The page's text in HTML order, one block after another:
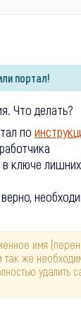
портал!
Что делать?
по
в ключе
имя
же
удалить